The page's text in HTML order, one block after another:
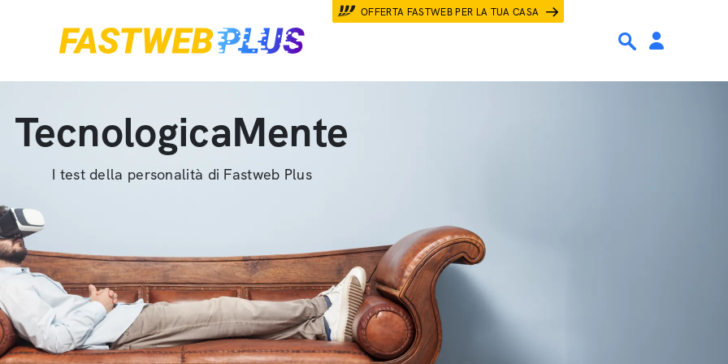
OFFERTA FASTWEB PER LA TUA CASA
TecnologicaMente
I test della personalità di Fastweb Plus